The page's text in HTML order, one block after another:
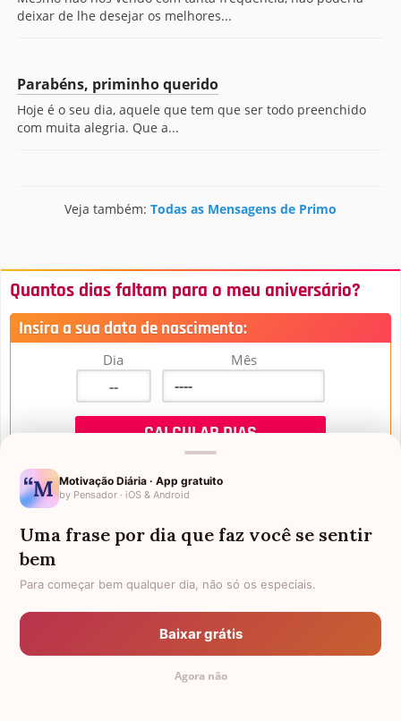
deixar de lhe desejar os melhores...
Parabéns, priminho querido
Hoje é o seu dia, aquele que tem que ser todo preenchido
com muita alegria. Que a...
Veja também: Todas as Mensagens de Primo
Quantos dias faltam para o meu aniversário?
Insira a sua data de nascimento:
Dia Mês
Mensagens de Aniversário
FALTAM 3 DIAS PARA O MEU
ANIVERSÁRIO
Motivação Diária · App gratuito
by Pensador · iOS & Android
Uma frase por dia que faz você se sentir
bem
Para começar bem qualquer dia, não só os especiais.
Baixar grátis
Agora não